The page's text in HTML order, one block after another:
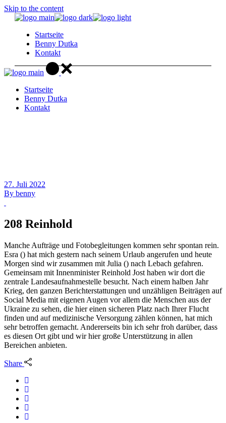
Skip to the content
Startseite
Benny Dutka
Kontakt
Startseite
Benny Dutka
Kontakt
27. Juli 2022
By benny
208 Reinhold
Manche Aufträge und Fotobegleitungen kommen sehr spontan rein.
Esra () hat mich gestern nach seinem Urlaub angerufen und heute
Morgen sind wir zusammen mit Julia () nach Lebach gefahren.
Gemeinsam mit Innenminister Reinhold Jost haben wir dort die
zentrale Landesaufnahmestelle besucht. Nach einem halben Jahr
Krieg, den ganzen Berichterstattungen und unzähligen Beiträgen auf
Social Media mit eigenen Augen vor allem die Menschen aus der
Ukraine zu sehen, die hier einen sicheren Platz nach Ihrer Flucht
finden und auf medizinische Versorgung zählen können, hat mich
sehr betroffen gemacht. Andererseits bin ich sehr froh darüber, dass
es diesen Ort gibt und wir hier große Unterstützung in allen
Bereichen anbieten.
Share